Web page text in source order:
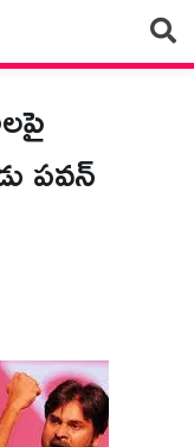
పవన్‌